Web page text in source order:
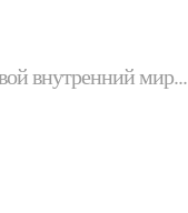
внутренний мир...